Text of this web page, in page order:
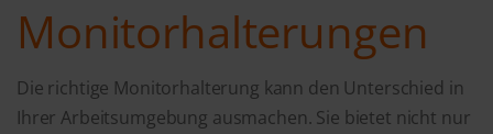
Monitorhalterungen
Die richtige Monitorhalterung kann den Unterschied in
Ihrer Arbeitsumgebung ausmachen. Sie bietet nicht nur